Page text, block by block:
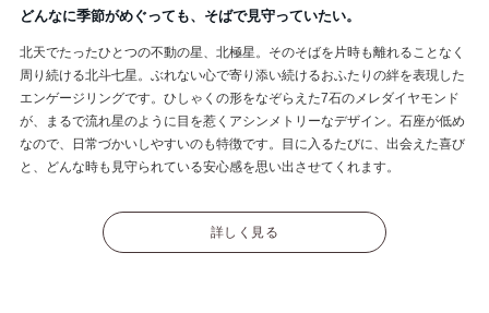
どんなに季節がめぐっても、そばで見守っていたい。
北天でたったひとつの不動の星、北極星。そのそばを片時も離れることなく
周り続ける北斗七星。ぶれない心で寄り添い続けるおふたりの絆を表現した
エンゲージリングです。ひしゃくの形をなぞらえた7石のメレダイヤモンド
が、まるで流れ星のように目を惹くアシンメトリーなデザイン。石座が低め
なので、日常づかいしやすいのも特徴です。目に入るたびに、出会えた喜び
と、どんな時も見守られている安心感を思い出させてくれます。
詳しく見る